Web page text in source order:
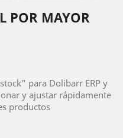
POR MAYOR
para Dolibarr ERP y
y ajustar rápidamente
productos